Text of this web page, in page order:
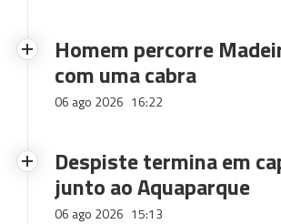
Homem percorre
com uma cabra
06 ago 2026 16:22
Despiste termina em
junto ao Aquaparque
06 ago 2026 15:13